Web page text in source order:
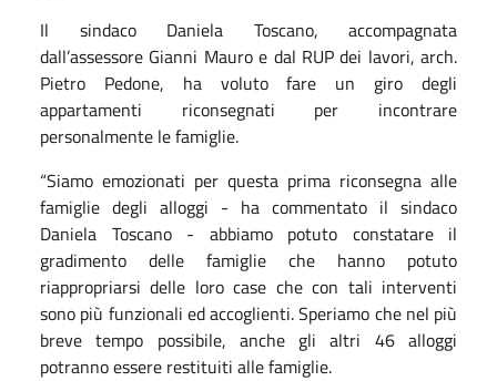
Il sindaco Daniela Toscano, accompagnata
dall’assessore Gianni Mauro e dal RUP dei lavori, arch.
Pietro Pedone, ha voluto fare un giro degli
appartamenti riconsegnati per incontrare
personalmente le famiglie.
“Siamo emozionati per questa prima riconsegna alle
famiglie degli alloggi - ha commentato il sindaco
Daniela Toscano - abbiamo potuto constatare il
gradimento delle famiglie che hanno potuto
riappropriarsi delle loro case che con tali interventi
sono più funzionali ed accoglienti. Speriamo che nel più
breve tempo possibile, anche gli altri 46 alloggi
potranno essere restituiti alle famiglie.